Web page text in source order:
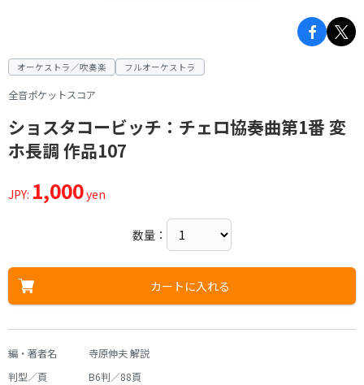
オーケストラ／吹奏楽 フルオーケストラ
全音ポケットスコア
ショスタコービッチ：チェロ協奏曲第1番 変
ホ長調 作品107
JPY: 1,000yen
数量：
カートに入れる
編・著者名
寺原伸夫 解説
判型／頁
B6判／88頁